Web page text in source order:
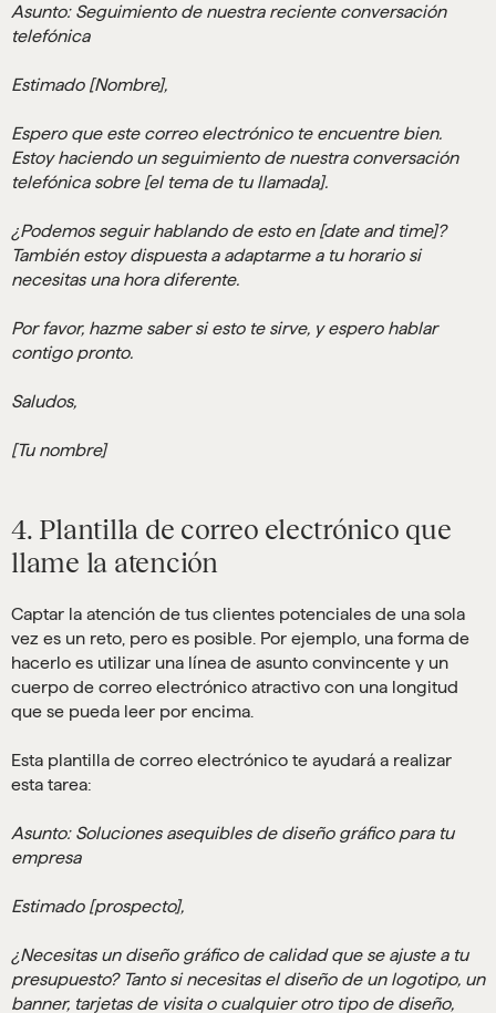
Asunto: Seguimiento de nuestra reciente conversación
telefónica
Estimado [Nombre],
Espero que este correo electrónico te encuentre bien.
Estoy haciendo un seguimiento de nuestra conversación
telefónica sobre [el tema de tu llamada].
¿Podemos seguir hablando de esto en [date and time]?
También estoy dispuesta a adaptarme a tu horario si
necesitas una hora diferente.
Por favor, hazme saber si esto te sirve, y espero hablar
contigo pronto.
Saludos,
[Tu nombre]
4. Plantilla de correo electrónico que
llame la atención
Captar la atención de tus clientes potenciales de una sola
vez es un reto, pero es posible. Por ejemplo, una forma de
hacerlo es utilizar una línea de asunto convincente y un
cuerpo de correo electrónico atractivo con una longitud
que se pueda leer por encima.
Esta plantilla de correo electrónico te ayudará a realizar
esta tarea:
Asunto: Soluciones asequibles de diseño gráfico para tu
empresa
Estimado [prospecto],
¿Necesitas un diseño gráfico de calidad que se ajuste a tu
presupuesto? Tanto si necesitas el diseño de un logotipo, un
banner, tarjetas de visita o cualquier otro tipo de diseño,